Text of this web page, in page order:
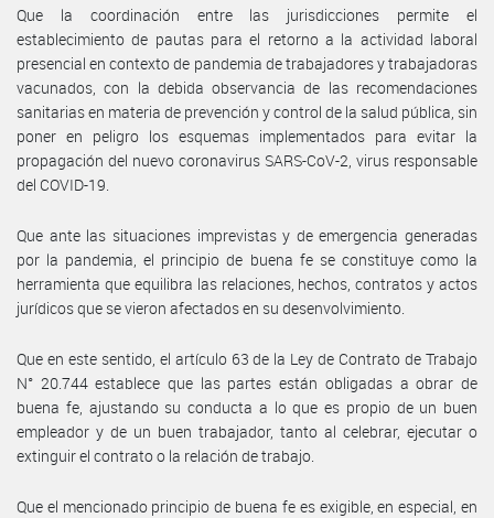
Que la coordinación entre las jurisdicciones permite el
establecimiento de pautas para el retorno a la actividad laboral
presencial en contexto de pandemia de trabajadores y trabajadoras
vacunados, con la debida observancia de las recomendaciones
sanitarias en materia de prevención y control de la salud pública, sin
poner en peligro los esquemas implementados para evitar la
propagación del nuevo coronavirus SARS-CoV-2, virus responsable
del COVID-19.
Que ante las situaciones imprevistas y de emergencia generadas
por la pandemia, el principio de buena fe se constituye como la
herramienta que equilibra las relaciones, hechos, contratos y actos
jurídicos que se vieron afectados en su desenvolvimiento.
Que en este sentido, el artículo 63 de la Ley de Contrato de Trabajo
N° 20.744 establece que las partes están obligadas a obrar de
buena fe, ajustando su conducta a lo que es propio de un buen
empleador y de un buen trabajador, tanto al celebrar, ejecutar o
extinguir el contrato o la relación de trabajo.
Que el mencionado principio de buena fe es exigible, en especial, en